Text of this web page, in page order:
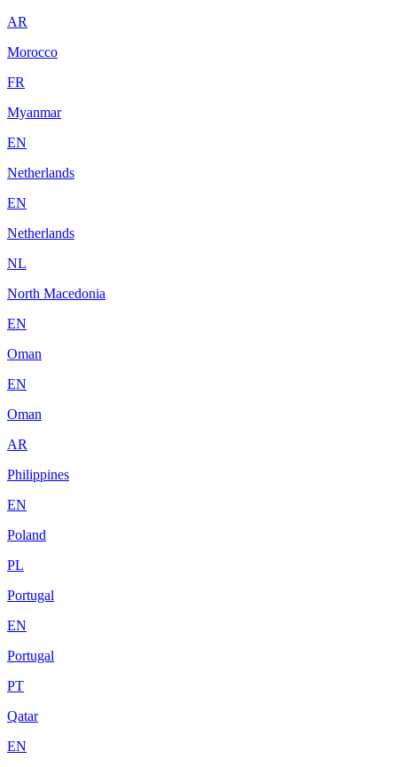
AR
Morocco
FR
Myanmar
EN
Netherlands
EN
Netherlands
NL
North Macedonia
EN
Oman
EN
Oman
AR
Philippines
EN
Poland
PL
Portugal
EN
Portugal
PT
Qatar
EN